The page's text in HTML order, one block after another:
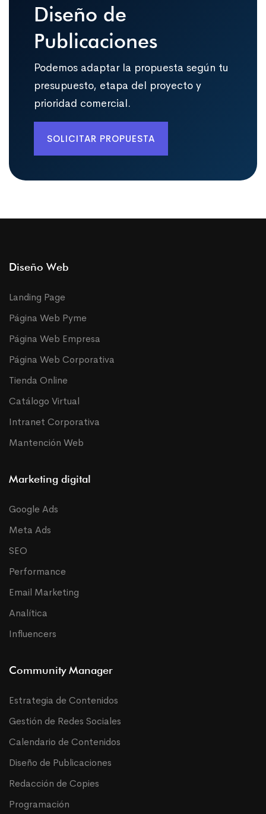
Diseño de
Publicaciones
Podemos adaptar la propuesta según tu
presupuesto, etapa del proyecto y
prioridad comercial.
SOLICITAR PROPUESTA
Diseño Web
Landing Page
Página Web Pyme
Página Web Empresa
Página Web Corporativa
Tienda Online
Catálogo Virtual
Intranet Corporativa
Mantención Web
Marketing digital
Google Ads
Meta Ads
SEO
Performance
Email Marketing
Analítica
Influencers
Community Manager
Estrategia de Contenidos
Gestión de Redes Sociales
Calendario de Contenidos
Diseño de Publicaciones
Redacción de Copies
Programación